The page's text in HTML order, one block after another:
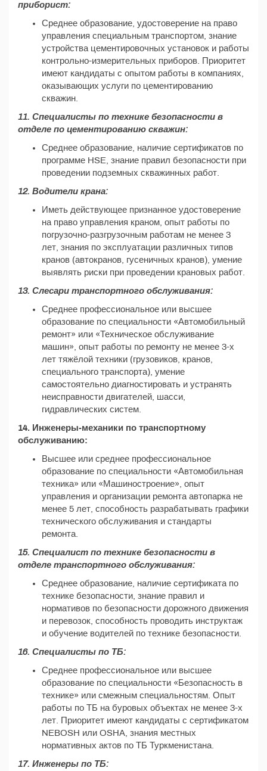
приборист:
Среднее образование, удостоверение на право
управления специальным транспортом, знание
устройства цементировочных установок и работы
контрольно-измерительных приборов. Приоритет
имеют кандидаты с опытом работы в компаниях,
оказывающих услуги по цементированию
скважин.
11. Специалисты по технике безопасности в
отделе по цементированию скважин:
Среднее образование, наличие сертификатов по
программе HSE, знание правил безопасности при
проведении подземных скважинных работ.
12. Водители крана:
Иметь действующее признанное удостоверение
на право управления краном, опыт работы по
погрузочно-разгрузочным работам не менее 3
лет, знания по эксплуатации различных типов
кранов (автокранов, гусеничных кранов), умение
выявлять риски при проведении крановых работ.
13. Слесари транспортного обслуживания:
Среднее профессиональное или высшее
образование по специальности «Автомобильный
ремонт» или «Техническое обслуживание
машин», опыт работы по ремонту не менее 3-х
лет тяжёлой техники (грузовиков, кранов,
специального транспорта), умение
самостоятельно диагностировать и устранять
неисправности двигателей, шасси,
гидравлических систем.
14. Инженеры-механики по транспортному
обслуживанию:
Высшее или среднее профессиональное
образование по специальности «Автомобильная
техника» или «Машиностроение», опыт
управления и организации ремонта автопарка не
менее 5 лет, способность разрабатывать графики
технического обслуживания и стандарты
ремонта.
15. Специалист по технике безопасности в
отделе транспортного обслуживания:
Среднее образование, наличие сертификата по
технике безопасности, знание правил и
нормативов по безопасности дорожного движения
и перевозок, способность проводить инструктаж
и обучение водителей по технике безопасности.
16. Специалисты по ТБ:
Среднее профессиональное или высшее
образование по специальности «Безопасность в
технике» или смежным специальностям. Опыт
работы по ТБ на буровых объектах не менее 3-х
лет. Приоритет имеют кандидаты с сертификатом
NEBOSH или OSHA, знания местных
нормативных актов по ТБ Туркменистана.
17. Инженеры по ТБ: